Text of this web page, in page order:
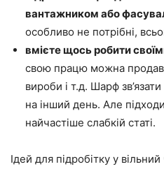
вантажником або
особливо не потрібні,
вмієте щось робити
свою працю можна
вироби і т.д. Шарф
на інший день. Але
найчастіше слабкій статі.
Ідей для підробітку у